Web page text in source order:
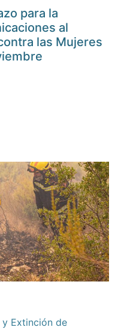
para la
al
las Mujeres
y Extinción de